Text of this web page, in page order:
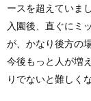
ースを超えていまし
入園後、直ぐにミ
が、かなり後方の
今後もっと人が増
りでないと難しく